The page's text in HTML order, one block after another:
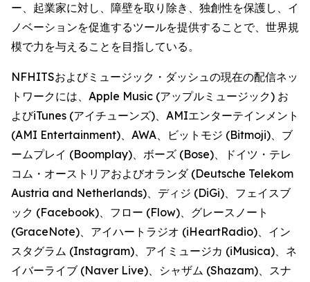
ー、起業家に対し、障壁を取り除き、独創性を保護し、イ
ノベーションを促進するツールを提供することで、世界規
模で力を与えることを目指している。
NFHITSおよびミュージック・ダッシュの現在の配信ネッ
トワークには、Apple Music (アップルミュージック) お
よびiTunes (アイチューンズ)、AMIエンターテインメント
(AMI Entertainment)、AWA、ビットモジ (Bitmoji)、ブ
ームプレイ (Boomplay)、ボーズ (Bose)、ドイツ・テレ
コム・オーストリアおよびオランダ (Deutsche Telekom
Austria and Netherlands)、ディジ (DiGi)、フェイスブ
ック (Facebook)、フロー (Flow)、グレースノート
(GraceNote)、アイハートラジオ (iHeartRadio)、イン
スタグラム (Instagram)、アイミュージカ (iMusica)、ネ
イバーライブ (Naver Live)、シャザム (Shazam)、スナ